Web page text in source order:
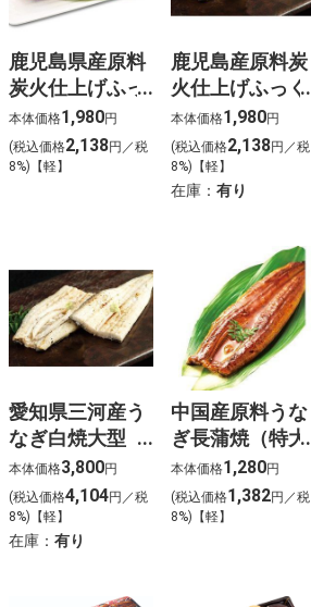
鹿児島県産原料
炭火仕上げふっ
くらうなぎ長蒲
焼【u-2】
本体価格1,980円
(税込価格2,138円／税
8%)【軽】
鹿児島産原料炭
火仕上げふっく
らうなぎ白焼
【u-3】
本体価格1,980円
(税込価格2,138円／税
8%)【軽】
在庫：有り
愛知県三河産う
なぎ白焼大型
【u-5】
本体価格3,800円
(税込価格4,104円／税
8%)【軽】
在庫： 有り
中国産原料うな
ぎ長蒲焼（特大
型）【u-6】
本体価格1,280円
(税込価格1,382円／税
8%)【軽】